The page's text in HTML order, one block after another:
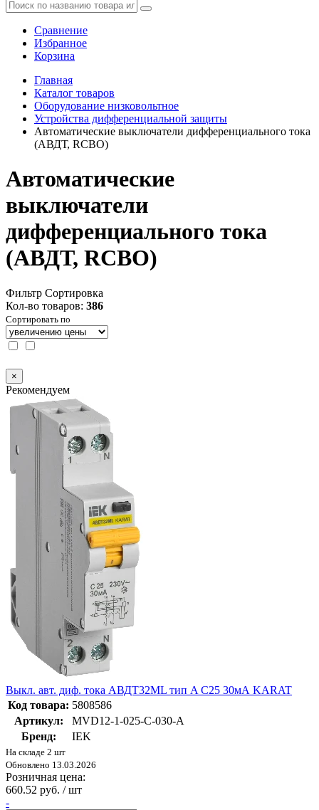
Сравнение
Избранное
Корзина
Главная
Каталог товаров
Оборудование низковольтное
Устройства дифференциальной защиты
Автоматические выключатели дифференциального тока
(АВДТ, RCBO)
Автоматические
выключатели
дифференциального тока
(АВДТ, RCBO)
Фильтр Сортировка
Кол-во товаров: 386
Сортировать по
×
Рекомендуем
Выкл. авт. диф. тока АВДТ32ML тип A С25 30мА KARAT
Код товара: 5808586
Артикул:
MVD12-1-025-C-030-A
Бренд:
IEK
На складе 2 шт
Обновлено 13.03.2026
Розничная цена:
660.52 руб. / шт
-